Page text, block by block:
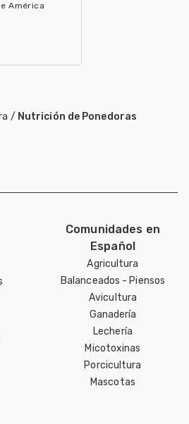
América
/ Nutrición de Ponedoras
Comunidades en
Español
Agricultura
Balanceados - Piensos
Avicultura
Ganadería
Lechería
Micotoxinas
Porcicultura
Mascotas